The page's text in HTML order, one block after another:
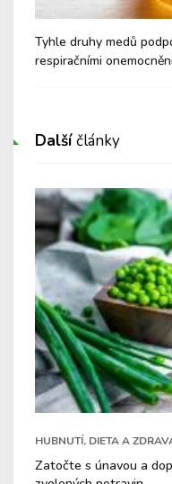
Tyhle druhy medů
respiračními
Dalšíčlánky
HUBNUTÍ, DIETA A
Zatočte s únavou a